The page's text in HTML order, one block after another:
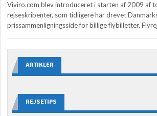
Viviro.com blev introduceret i starten af 2009 af
rejseskribenter, som tidligere har drevet
prissammenligningsside for billige flybilletter,
ARTIKLER
REJSETIPS